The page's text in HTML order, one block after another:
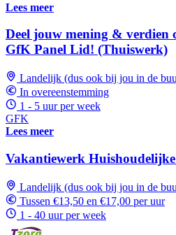
Lees meer
Deel jouw mening & verdien
GfK Panel Lid! (Thuiswerk)
Landelijk (dus ook bij jou in de
In overeenstemming
1 - 5 uur per week
GFK
Lees meer
Vakantiewerk
Landelijk (dus ook bij jou in de
Tussen €13,50 en €17,00 per uur
1 - 40 uur per week